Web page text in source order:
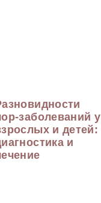
заболеваний у
и детей:
и